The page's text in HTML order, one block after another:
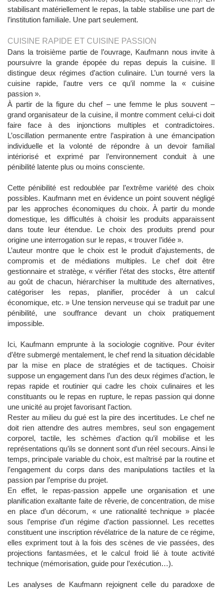
stabilisant matériellement le repas, la table stabilise une part de
l’institution familiale. Une part seulement.
CUISINE RAPIDE ET CUISINE PASSION
Dans la troisième partie de l’ouvrage, Kaufmann nous invite à
poursuivre la grande épopée du repas depuis la cuisine. Il
distingue deux régimes d’action culinaire. L’un tourné vers la
cuisine rapide, l’autre vers ce qu’il nomme la « cuisine
passion ».
À partir de la figure du chef – une femme le plus souvent –
grand organisateur de la cuisine, il montre comment celui-ci doit
faire face à des injonctions multiples et contradictoires.
L’oscillation permanente entre l’aspiration à une émancipation
individuelle et la volonté de répondre à un devoir familial
intériorisé et exprimé par l’environnement conduit à une
pénibilité latente plus ou moins consciente.
Cette pénibilité est redoublée par l’extrême variété des choix
possibles. Kaufmann met en évidence un point souvent négligé
par les approches économiques du choix. À partir du monde
domestique, les difficultés à choisir les produits apparaissent
dans toute leur étendue. Le choix des produits prend pour
origine une interrogation sur le repas, « trouver l’idée ».
L’auteur montre que le choix est le produit d’ajustements, de
compromis et de médiations multiples. Le chef doit être
gestionnaire et stratège, « vérifier l’état des stocks, être attentif
au goût de chacun, hiérarchiser la multitude des alternatives,
catégoriser les repas, planifier, procéder à un calcul
économique, etc. » Une tension nerveuse qui se traduit par une
pénibilité, une souffrance devant un choix pratiquement
impossible.
Ici, Kaufmann emprunte à la sociologie cognitive. Pour éviter
d’être submergé mentalement, le chef rend la situation décidable
par la mise en place de stratégies et de tactiques. Choisir
suppose un engagement dans l’un des deux régimes d’action, le
repas rapide et routinier qui cadre les choix culinaires et les
constituants ou le repas en rupture, le repas passion qui donne
une unicité au projet favorisant l’action.
Rester au milieu du gué est la pire des incertitudes. Le chef ne
doit rien attendre des autres membres, seul son engagement
corporel, tactile, les schèmes d’action qu’il mobilise et les
représentations qu’ils se donnent sont d’un réel secours. Ainsi le
temps, principale variable du choix, est maîtrisé par la routine et
l’engagement du corps dans des manipulations tactiles et la
passion par l’emprise du projet.
En effet, le repas-passion appelle une organisation et une
planification exaltante faite de rêverie, de concentration, de mise
en place d’un décorum, « une rationalité technique » placée
sous l’emprise d’un régime d’action passionnel. Les recettes
constituent une inscription révélatrice de la nature de ce régime,
elles expriment tout à la fois des scènes de vie passées, des
projections fantasmées, et le calcul froid lié à toute activité
technique (mémorisation, guide pour l’exécution…).
Les analyses de Kaufmann rejoignent celle du paradoxe de